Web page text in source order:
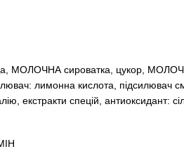
МОЛОЧНА сироватка, цукор,
лимонна кислота, підсилювач
екстракти спецій, антиоксидант: